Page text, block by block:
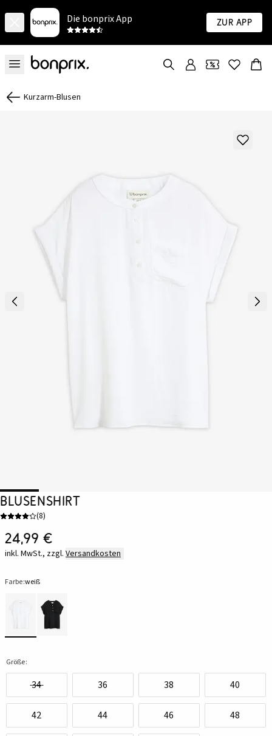
Die bonprix App Zur App
Kurzarm-Blusen
Blusenshirt
(8)
24,99 €
inkl. MwSt., zzgl. Versandkosten
Farbe:weiß
Größe:
34 36 38 40
42 44 46 48